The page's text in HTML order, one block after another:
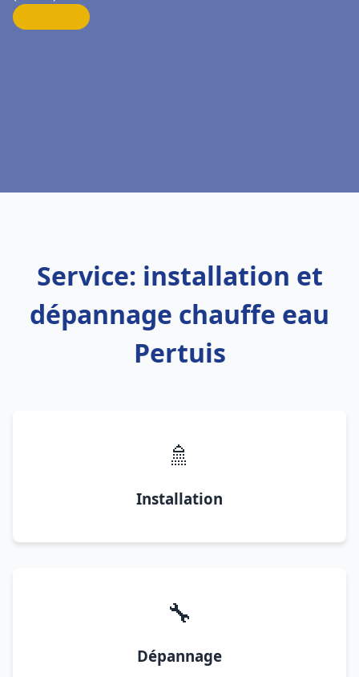
Service: installation et
dépannage chauffe eau
Pertuis
🚿
Installation
🔧
Dépannage